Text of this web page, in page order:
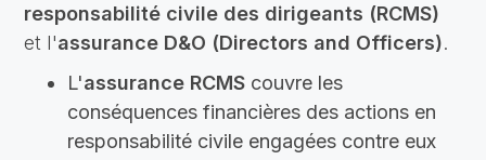
responsabilité civile des dirigeants (RCMS)
et l'assurance D&O (Directors and Officers).
L'assurance RCMS couvre les
conséquences financières des actions en
responsabilité civile engagées contre eux